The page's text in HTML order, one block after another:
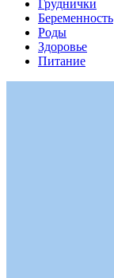
Груднички
Беременность
Роды
Здоровье
Питание